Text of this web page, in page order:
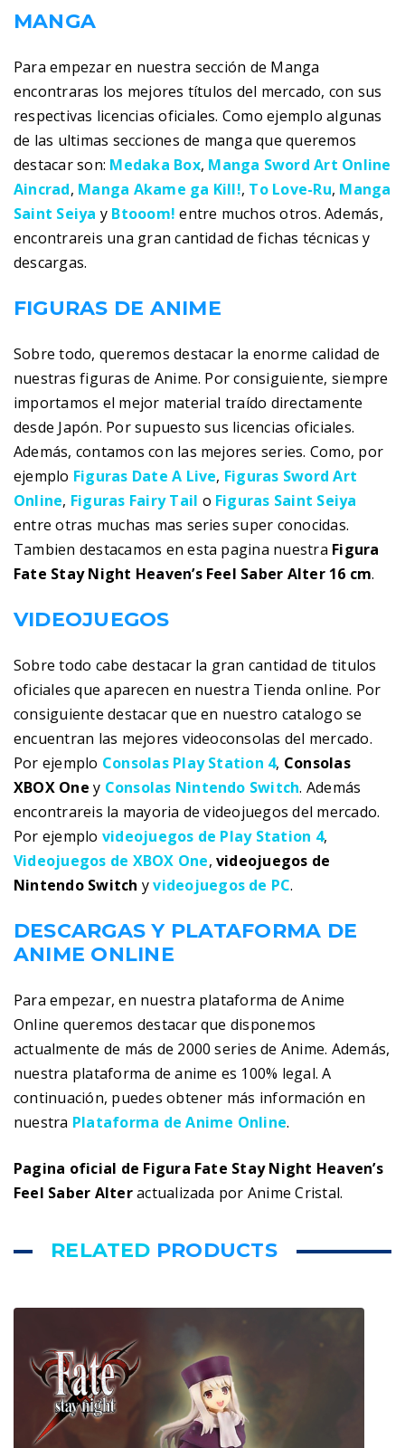
MANGA
Para empezar en nuestra sección de Manga
encontraras los mejores títulos del mercado, con sus
respectivas licencias oficiales. Como ejemplo algunas
de las ultimas secciones de manga que queremos
destacar son: Medaka Box, Manga Sword Art Online
Aincrad, Manga Akame ga Kill!, To Love-Ru, Manga
Saint Seiya y Btooom! entre muchos otros. Además,
encontrareis una gran cantidad de fichas técnicas y
descargas.
FIGURAS DE ANIME
Sobre todo, queremos destacar la enorme calidad de
nuestras figuras de Anime. Por consiguiente, siempre
importamos el mejor material traído directamente
desde Japón. Por supuesto sus licencias oficiales.
Además, contamos con las mejores series. Como, por
ejemplo Figuras Date A Live, Figuras Sword Art
Online, Figuras Fairy Tail o Figuras Saint Seiya
entre otras muchas mas series super conocidas.
Tambien destacamos en esta pagina nuestra Figura
Fate Stay Night Heaven’s Feel Saber Alter 16 cm.
VIDEOJUEGOS
Sobre todo cabe destacar la gran cantidad de titulos
oficiales que aparecen en nuestra Tienda online. Por
consiguiente destacar que en nuestro catalogo se
encuentran las mejores videoconsolas del mercado.
Por ejemplo Consolas Play Station 4, Consolas
XBOX One y Consolas Nintendo Switch. Además
encontrareis la mayoria de videojuegos del mercado.
Por ejemplo videojuegos de Play Station 4,
Videojuegos de XBOX One,videojuegos de
Nintendo Switch yvideojuegos de PC.
DESCARGAS Y PLATAFORMA DE
ANIME ONLINE
Para empezar, en nuestra plataforma de Anime
Online queremos destacar que disponemos
actualmente de más de 2000 series de Anime. Además,
nuestra plataforma de anime es 100% legal. A
continuación, puedes obtener más información en
nuestra Plataforma de Anime Online.
Pagina oficial de Figura Fate Stay Night Heaven’s
Feel Saber Alteractualizada por Anime Cristal.
RELATED PRODUCTS